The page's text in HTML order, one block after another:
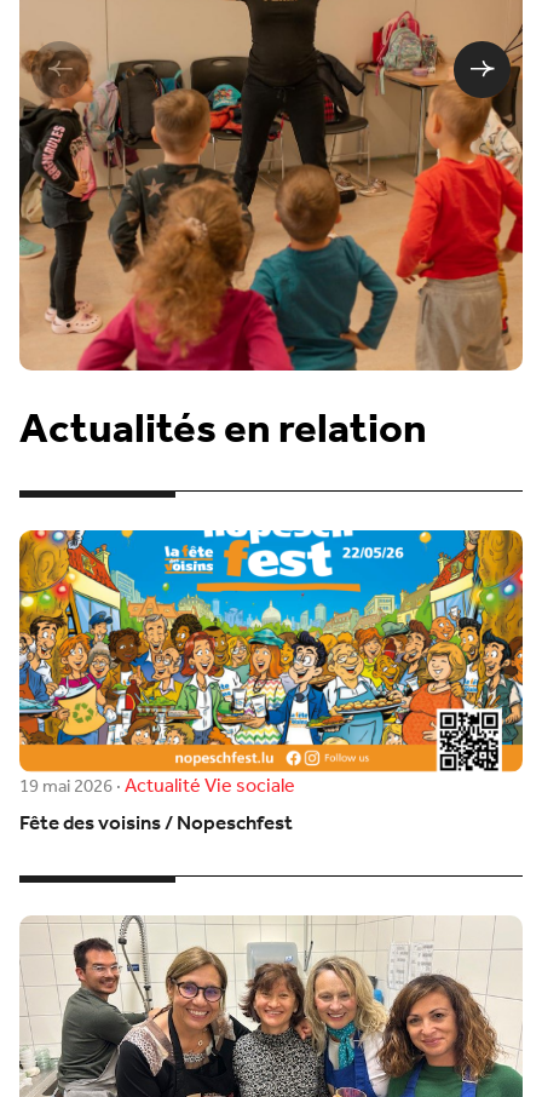
Actualités en relation
19 mai 2026·ActualitéVie sociale
Fête des voisins / Nopeschfest